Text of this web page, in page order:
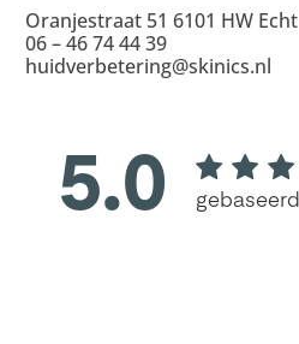
Oranjestraat 51 6101 HW Echt
06 – 46 74 44 39
huidverbetering@skinics.nl